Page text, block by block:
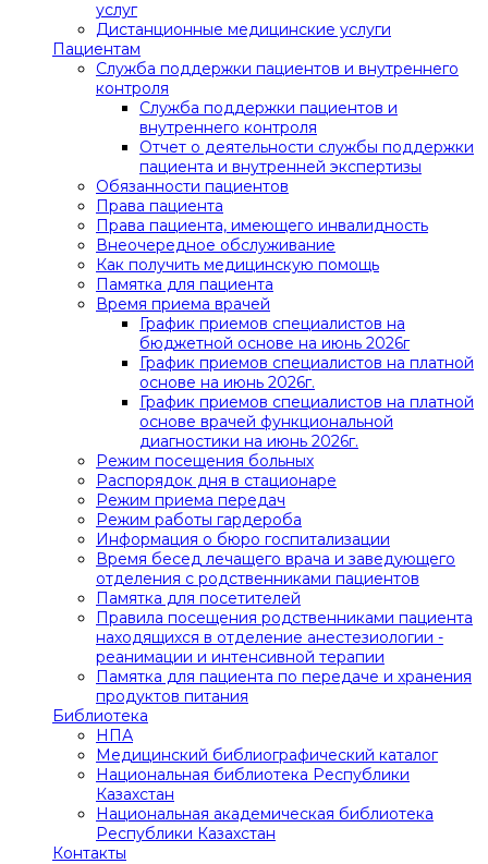
услуг
Дистанционные медицинские услуги
Пациентам
Служба поддержки пациентов и внутреннего
контроля
Служба поддержки пациентов и
внутреннего контроля
Отчет о деятельности службы поддержки
пациента и внутренней экспертизы
Обязанности пациентов
Права пациента
Права пациента, имеющего инвалидность
Внеочередное обслуживание
Как получить медицинскую помощь
Памятка для пациента
Время приема врачей
График приемов специалистов на
бюджетной основе на июнь 2026г
График приемов специалистов на платной
основе на июнь 2026г.
График приемов специалистов на платной
основе врачей функциональной
диагностики на июнь 2026г.
Режим посещения больных
Распорядок дня в стационаре
Режим приема передач
Режим работы гардероба
Информация о бюро госпитализации
Время бесед лечащего врача и заведующего
отделения с родственниками пациентов
Памятка для посетителей
Правила посещения родственниками пациента
находящихся в отделение анестезиологии -
реанимации и интенсивной терапии
Памятка для пациента по передаче и хранения
продуктов питания
Библиотека
НПА
Медицинский библиографический каталог
Национальная библиотека Республики
Казахстан
Национальная академическая библиотека
Республики Казахстан
Контакты